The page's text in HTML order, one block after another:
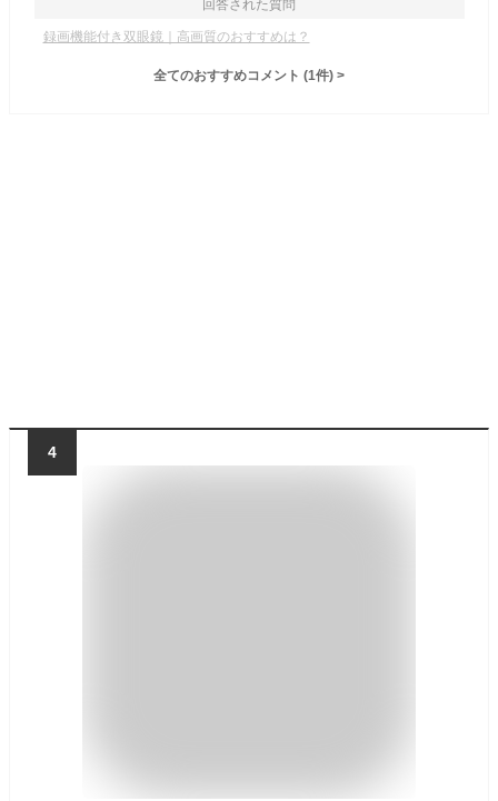
回答された質問
録画機能付き双眼鏡｜高画質のおすすめは？
全てのおすすめコメント (1件) >
4